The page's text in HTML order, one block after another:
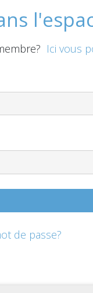
Ici vous
de passe?